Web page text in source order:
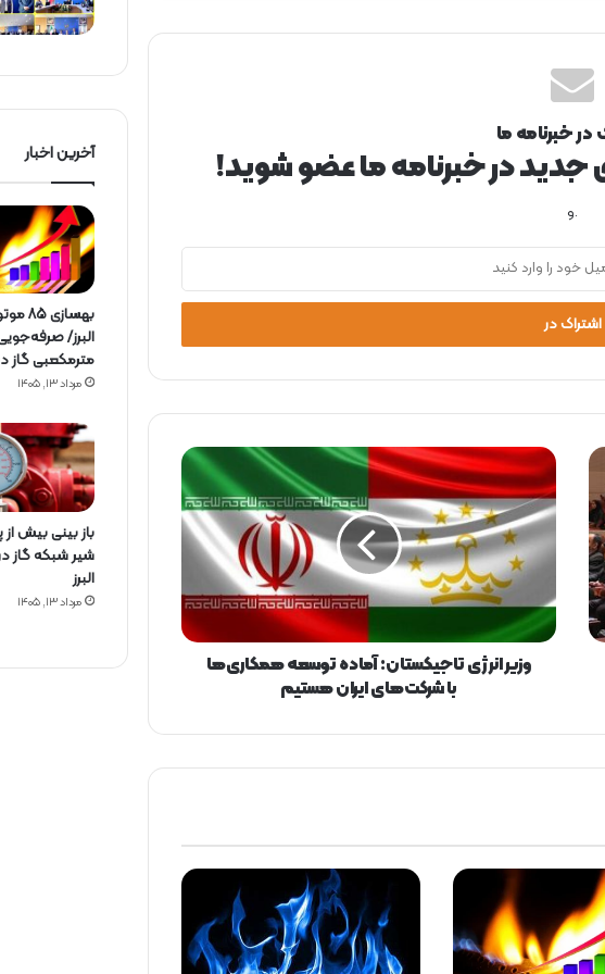
در خبرنامه ما
جدید در خبرنامه ما عضو شوید!
.و
و
ز
ی
ا
ر
ژ
ی
ی
ن
:
ا
د
وزیر انرژی تاجیکستان: آماده توسعه همکاری‌ها
با شرکت‌های ایران هستیم
آخرین اخبار
مترمکعبی گاز
مرداد ۱۳, ۱۴۰۵
باز بینی بیش از
شیر شبکه گاز
البرز
مرداد ۱۳, ۱۴۰۵